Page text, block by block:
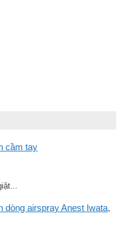
cầm tay
airspray Anest Iwata,